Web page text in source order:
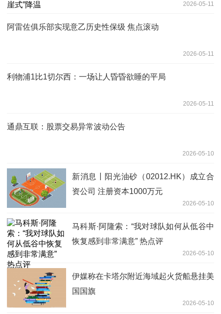
2026-05-11
阿雷佐俱乐部实现意乙历史性保级 焦点滚动
2026-05-11
利物浦1比1切尔西：一场让人昏昏欲睡的平局
2026-05-11
通鼎互联：股票交易异常波动公告
2026-05-10
新消息丨阳光油砂（02012.HK）成立合
资公司 注册资本1000万元
2026-05-10
马科斯·阿隆索：“我对球队如何从低谷中
恢复感到非常满意” 热点评
2026-05-10
伊媒称在卡塔尔附近海域起火货船悬挂美
国国旗
2026-05-10